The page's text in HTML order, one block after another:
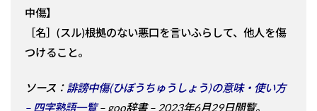
中傷】
［名］(スル)根拠のない悪口を言いふらして、他人を傷
つけること。
ソース： 誹謗中傷(ひぼうちゅうしょう)の意味・使い方
– 四字熟語一覧– goo辞書 – 2023年6月29日閲覧。